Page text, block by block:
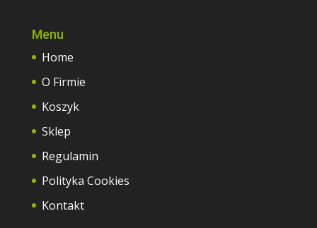
Menu
Home
O Firmie
Koszyk
Sklep
Regulamin
Polityka Cookies
Kontakt